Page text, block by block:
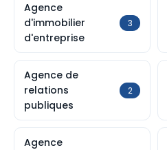
Agence
d'immobilier
d'entreprise
3
Agence de
relations
publiques
2
Agence